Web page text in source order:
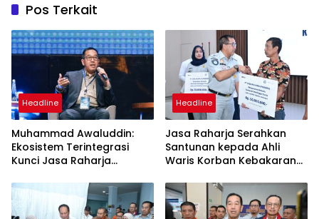
Pos Terkait
Headline
Muhammad Awaluddin:
Ekosistem Terintegrasi
Kunci Jasa Raharja
Maksimal Kepada
Masyarakat
Headline
Jasa Raharja Serahkan
Santunan kepada Ahli
Waris Korban Kebakaran